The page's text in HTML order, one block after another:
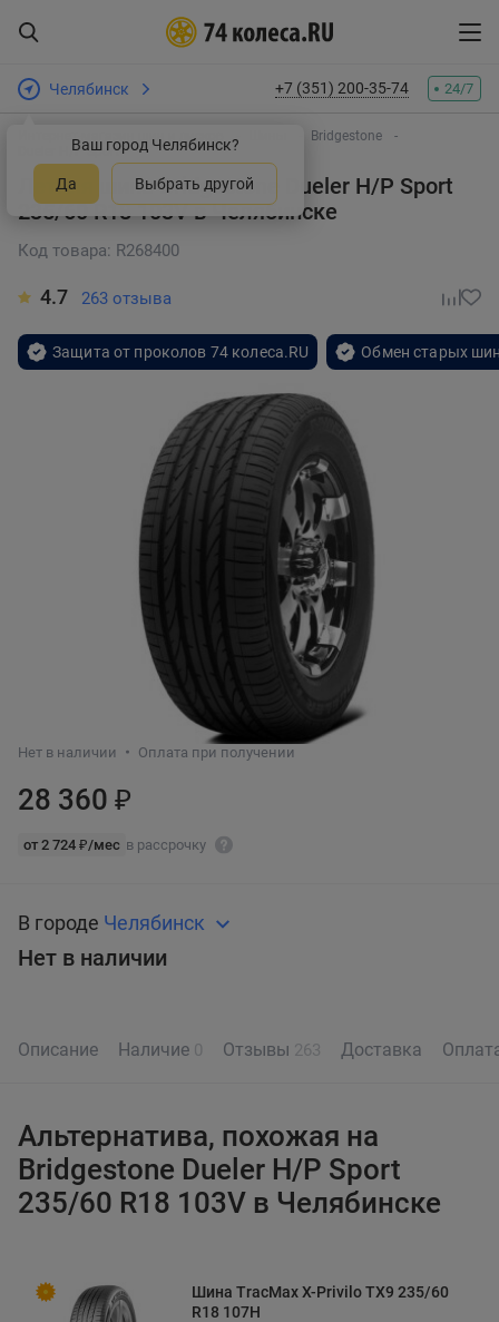
Челябинск
Ваш город Челябинск?
Да Выбрать другой
+7 (351) 200-35-74 24/7
Интернет-магазин шин и дисков
Bridgestone
Dueler H/P Sport
Летняя шина Bridgestone Dueler H/P Sport
235/60 R18 103Vв Челябинске
Код товара: R268400
4.7 263 отзыва
Защита от проколов 74 колеса.RU Обмен старых
Нет в наличии Оплата при получении
28 360 ₽
от 2 724 ₽/мес в рассрочку
В городе Челябинск
Нет в наличии
Описание Наличие 0 Отзывы 263 Доставка
Альтернатива, похожая на
Bridgestone Dueler H/P Sport
235/60 R18 103V в Челябинске
Шина TracMax X-Privilo TX9 235/60
R18 107H